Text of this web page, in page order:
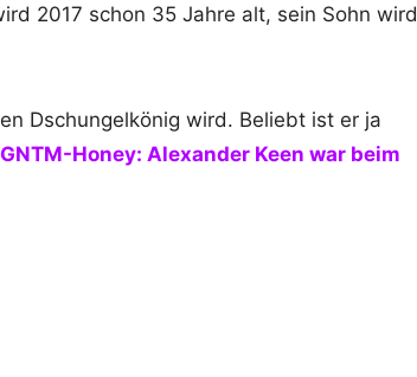
2017 schon 35 Jahre alt, sein Sohn wird
Dschungelkönig wird. Beliebt ist er ja
GNTM-Honey: Alexander Keen war beim